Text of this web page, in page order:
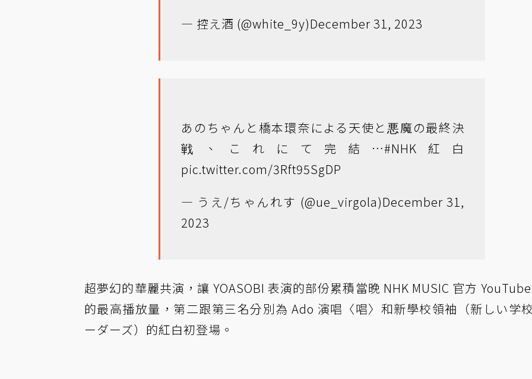
— 控え酒 (@white_9y)December 31, 2023
あのちゃんと橋本環奈による天使と悪魔の最終決
戦、これにて完結…#NHK紅白
pic.twitter.com/3Rft95SgDP
— うえ/ちゃんれす (@ue_virgola)December 31,
2023
超夢幻的華麗共演，讓 YOASOBI 表演的部份累積當晚 NHK MUSIC 官方
的最高播放量，第二跟第三名分別為 Ado 演唱〈唱〉和新學校領袖（新しい学
ーダーズ）的紅白初登場。